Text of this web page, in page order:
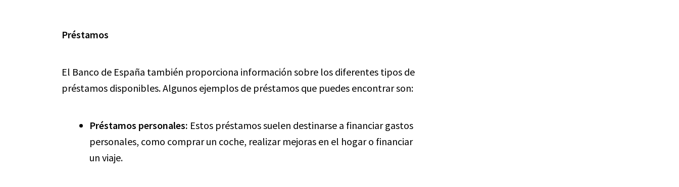
Préstamos
El Banco de España también proporciona información sobre los diferentes tipos de
préstamos disponibles. Algunos ejemplos de préstamos que puedes encontrar son:
Préstamos personales: Estos préstamos suelen destinarse a financiar gastos
personales, como comprar un coche, realizar mejoras en el hogar o financiar
un viaje.